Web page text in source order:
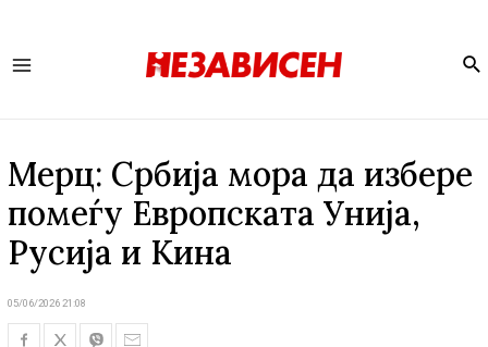
Мерц: Србија мора да избере
помеѓу Европската Унија,
Русија и Кина
05/06/2026 21:08